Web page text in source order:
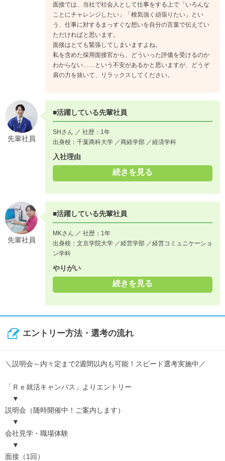
面接では、当社で社会人として仕事をする上で「いろんな
ことにチャレンジしたい」「根気強く頑張りたい」とい
う、仕事に対するまっすぐな想いを自分の言葉で伝えてい
ただければと思います。
面接はとても緊張してしまいますよね。
私を含めた採用面接官から、どういった評価を受けるのか
わからない……という不安があるかと思いますが、どうぞ
肩の力を抜いて、リラックスしてください。
先輩社員
■活躍している先輩社員
SHさん ／ 社歴：1年
出身校：千葉商科大学 ／商経学部 ／経済学科
入社理由
続きを見る
先輩社員
■活躍している先輩社員
MKさん ／ 社歴：1年
出身校：文京学院大学 ／経営学部 ／経営コミュニケーショ
ン学科
やりがい
続きを見る
エントリー方法・選考の流れ
＼説明会～内々定まで2週間以内も可能！スピード選考実施中／
「Ｒｅ就活キャンパス」よりエントリー
▼
説明会（随時開催中！ご案内します）
▼
会社見学・職場体験
▼
面接（1回）